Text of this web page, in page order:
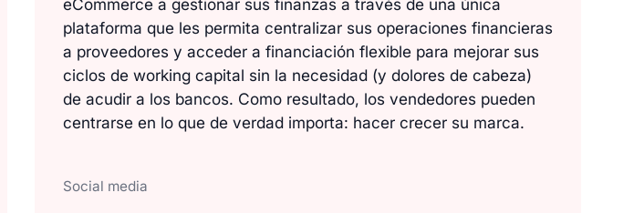
plataforma que les permita centralizar sus operaciones financieras
a proveedores y acceder a financiación flexible para mejorar sus
ciclos de working capital sin la necesidad (y dolores de cabeza)
de acudir a los bancos. Como resultado, los vendedores pueden
centrarse en lo que de verdad importa: hacer crecer su marca.
Social media